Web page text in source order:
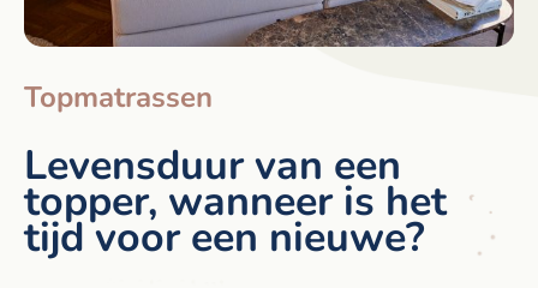
Topmatrassen
Levensduur van een
topper, wanneer is het
tijd voor een nieuwe?